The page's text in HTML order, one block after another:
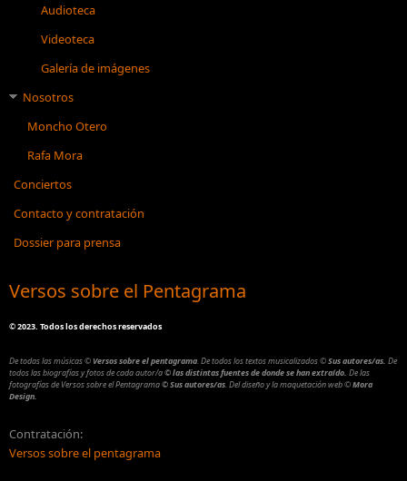
Audioteca
Videoteca
Galería de imágenes
Nosotros
Moncho Otero
Rafa Mora
Conciertos
Contacto y contratación
Dossier para prensa
Versos sobre el Pentagrama
©2023. Todos los derechos reservados
De todas las músicas© Versos sobre el pentagrama. De todos los textos musicalizados©Sus autores/as. De
todos las biografías y fotos de cada autor/a© las distintas fuentes de donde se han extraído. De las
fotografías de Versos sobre el Pentagrama© Sus autores/as. Del diseño y la maquetación web©Mora
Design.
Contratación:
Versos sobre el pentagrama